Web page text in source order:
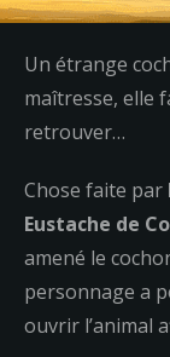
Un étrange
maîtresse, elle
retrouver…
Chose faite par
Eustache de
amené le
personnage a
ouvrir l’animal